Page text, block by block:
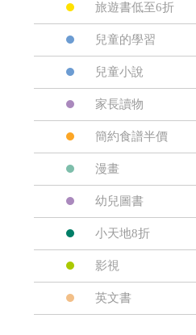
旅遊書低至6折
兒童的學習
兒童小說
家長讀物
簡約食譜半價
漫畫
幼兒圖書
小天地8折
影視
英文書